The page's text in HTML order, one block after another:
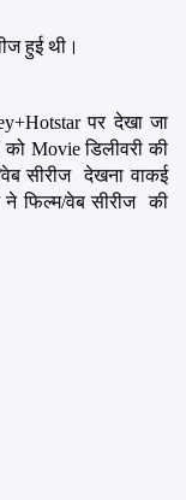
हुई थी।
पर देखा जा
Movie डिलीवरी की
सीरीज  देखना वाकई
ने फिल्म/वेब सीरीज  की